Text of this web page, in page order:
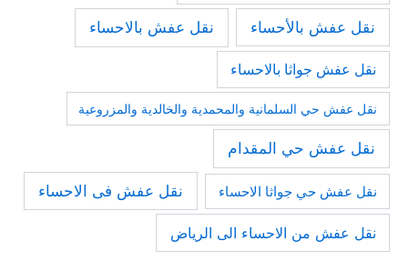
نقل عفش بالأحساء نقل عفش بالاحساء
نقل عفش جواثا بالاحساء
نقل عفش حي السلمانية والمحمدية والخالدية والمزروعية
نقل عفش حي المقدام
نقل عفش حي جواثا الاحساء نقل عفش فى الاحساء
نقل عفش من الاحساء الى الرياض